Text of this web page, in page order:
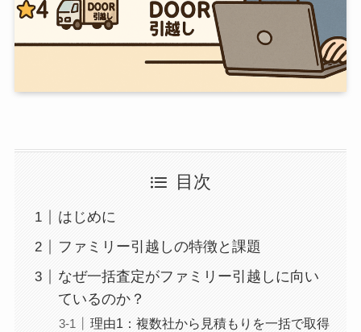
目次
はじめに
ファミリー引越しの特徴と課題
なぜ一括査定がファミリー引越しに向い
ているのか？
理由1：複数社から見積もりを一括で取得